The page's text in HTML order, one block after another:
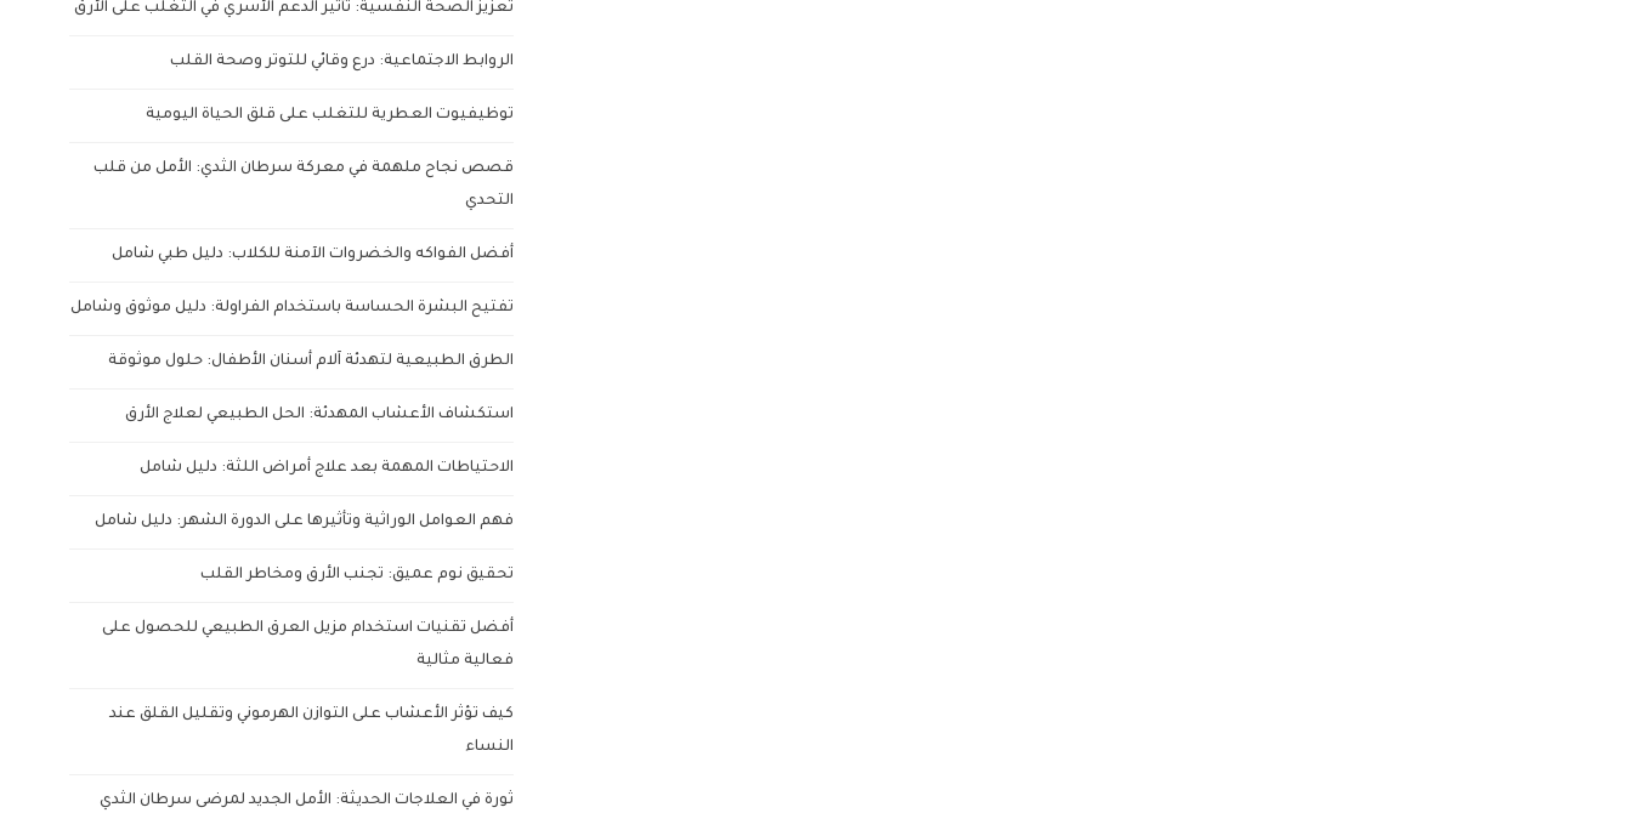
تعزيز الصحة النفسية: تأثير الدعم الأسري في التغلب على الأرق
الروابط الاجتماعية: درع وقائي للتوتر وصحة القلب
توظيفيوت العطرية للتغلب على قلق الحياة اليومية
قصص نجاح ملهمة في معركة سرطان الثدي: الأمل من قلب
التحدي
أفضل الفواكه والخضروات الآمنة للكلاب: دليل طبي شامل
تفتيح البشرة الحساسة باستخدام الفراولة: دليل موثوق وشامل
الطرق الطبيعية لتهدئة آلام أسنان الأطفال: حلول موثوقة
استكشاف الأعشاب المهدئة: الحل الطبيعي لعلاج الأرق
الاحتياطات المهمة بعد علاج أمراض اللثة: دليل شامل
فهم العوامل الوراثية وتأثيرها على الدورة الشهر: دليل شامل
تحقيق نوم عميق: تجنب الأرق ومخاطر القلب
أفضل تقنيات استخدام مزيل العرق الطبيعي للحصول على
فعالية مثالية
كيف تؤثر الأعشاب على التوازن الهرموني وتقليل القلق عند
النساء
ثورة في العلاجات الحديثة: الأمل الجديد لمرضى سرطان الثدي